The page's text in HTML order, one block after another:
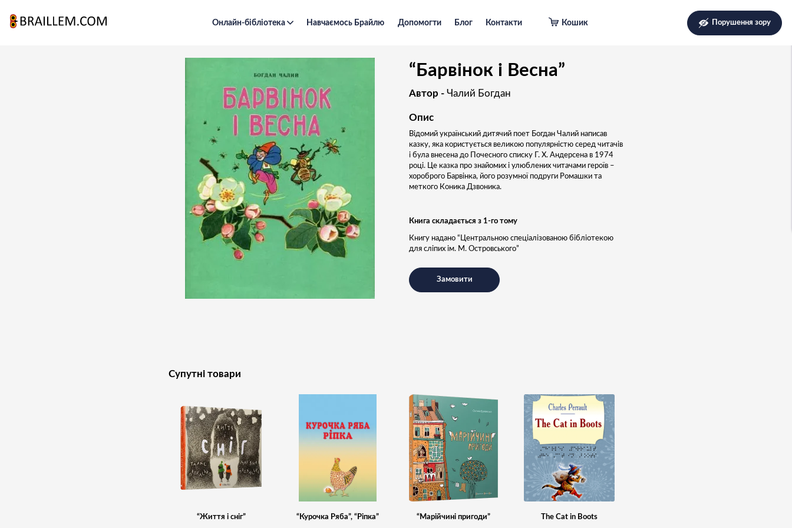
Онлайн-бібліотека Навчаємось Брайлю Допомогти Блог Контакти Кошик
Порушення зору
“Барвінок і Весна”
Автор -Чалий Богдан
Опис
Відомий український дитячий поет Богдан Чалий написав
казку, яка користується великою популярністю серед читачів
і була внесена до Почесного списку Г. Х. Андерсена в 1974
році. Це казка про знайомих і улюблених читачами героїв –
хороброго Барвінка, його розумної подруги Ромашки та
меткого Коника Дзвоника.
Книга складається з 1-го тому
Книгу надано “Центральною спеціалізованою бібліотекою
для сліпих ім. М. Островського”
Замовити
Супутні товари
“Життя і сніг” “Курочка Ряба”, “Ріпка” “Марійчині пригоди” The Cat in Boots